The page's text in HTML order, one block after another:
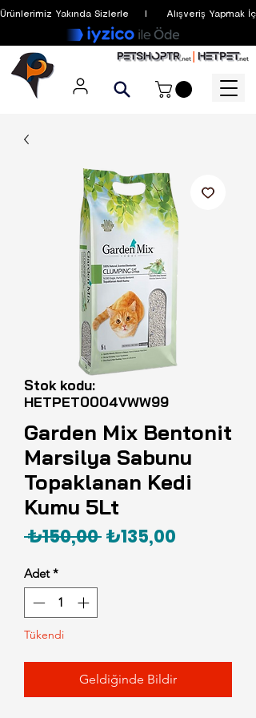
Ürünlerimiz Yakında Sizlerle     I      Alışveriş
Stok kodu:
HETPET0004VWW99
Garden Mix Bentonit
Marsilya Sabunu
Topaklanan Kedi
Kumu 5Lt
₺150,00 Normal
₺135,00
Adet *
Tükendi
Geldiğinde Bildir